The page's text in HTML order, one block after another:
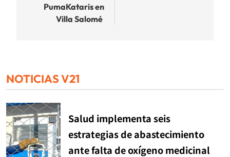
PumaKataris en
Villa Salomé
NOTICIAS V21
Salud implementa seis
estrategias de abastecimiento
ante falta de oxígeno medicinal